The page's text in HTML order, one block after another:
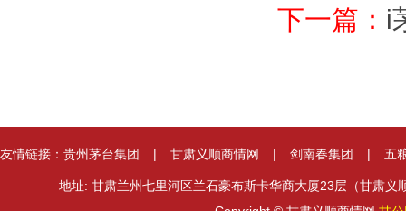
下一篇： i
友情链接： 贵州茅台集团 | 甘肃义顺商情网 | 剑南春集团 | 五
地址: 甘肃兰州七里河区兰石豪布斯卡华商大厦23层（甘肃